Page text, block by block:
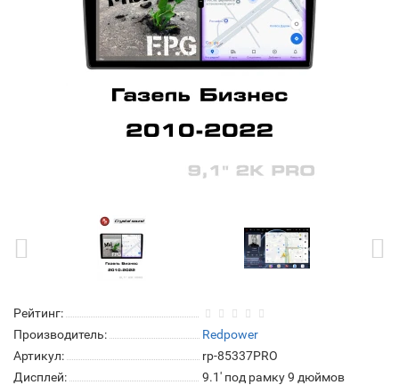
Рейтинг:
Производитель:
Redpower
Артикул:
rp-85337PRO
Дисплей:
9.1' под рамку 9 дюймов